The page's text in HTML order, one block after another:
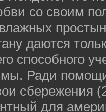
со своим
даются
способного
Ради
сбережения
для